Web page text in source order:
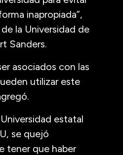
inapropiada”,
la Universidad de
Sanders.
asociados con las
utilizar este
estatal
se quejó
tener que haber